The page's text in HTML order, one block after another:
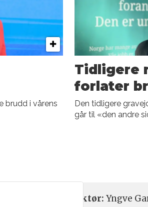
brudd i vårens
Tidligere
forlater
Den tidligere
går til «den andre
Nyhetsredaktør: Yngve